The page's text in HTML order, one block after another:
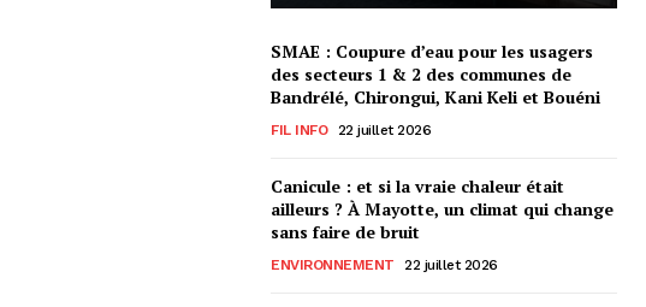
SMAE : Coupure d’eau pour les usagers
des secteurs 1 & 2 des communes de
Bandrélé, Chirongui, Kani Keli et Bouéni
FIL INFO 22 juillet 2026
Canicule : et si la vraie chaleur était
ailleurs ? À Mayotte, un climat qui change
sans faire de bruit
ENVIRONNEMENT 22 juillet 2026